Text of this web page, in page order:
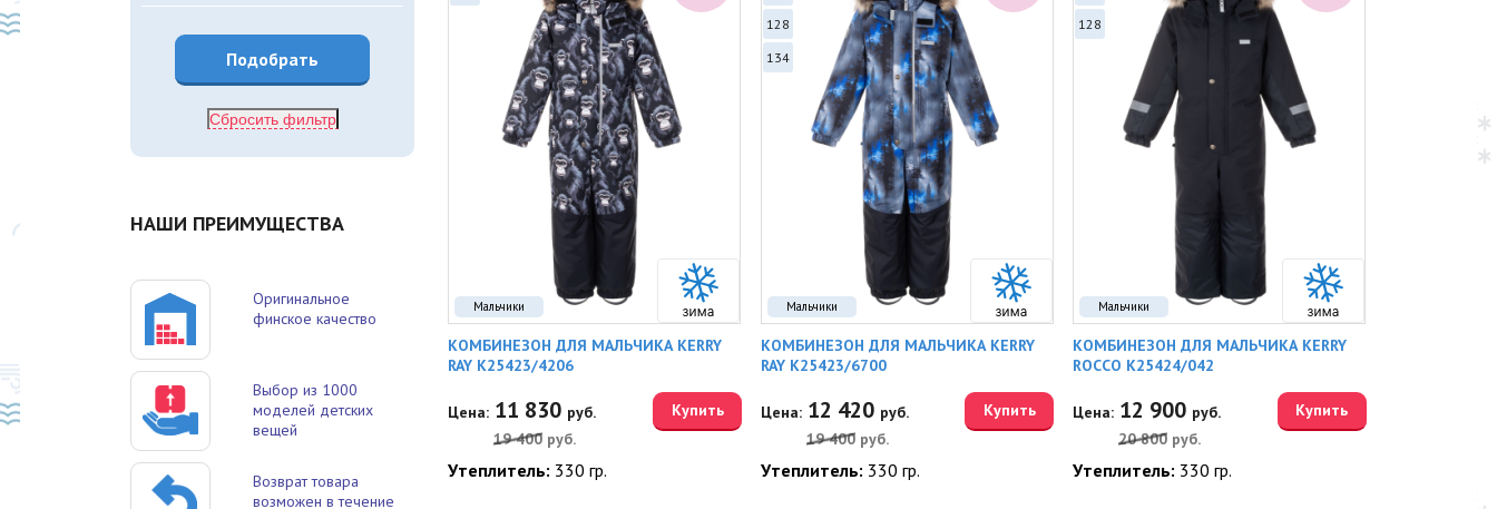
Сбросить фильтр
НАШИ ПРЕИМУЩЕСТВА
Оригинальное
финское качество
Выбор из 1000
моделей детских
вещей
Возврат товара
возможен в течение
Мальчики
КОМБИНЕЗОН ДЛЯ МАЛЬЧИКА KERRY
RAY K25423/4206
Цена: 11 830 руб.
19 400 руб.
Купить
Утеплитель: 330 гр.
Мальчики
128
134
КОМБИНЕЗОН ДЛЯ МАЛЬЧИКА KERRY
RAY K25423/6700
Цена:12 420 руб.
19 400 руб.
Купить
Утеплитель: 330 гр.
Мальчики
128
КОМБИНЕЗОН ДЛЯ МАЛЬЧИКА KERRY
ROCCO K25424/042
Цена: 12 900 руб.
20 800 руб.
Купить
Утеплитель: 330 гр.